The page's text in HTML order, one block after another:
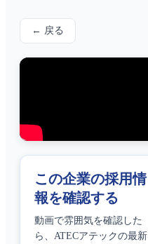
← 戻る
この企業の採用情
報を確認する
動画で雰囲気を確認した
ら、 ATECアテックの最新